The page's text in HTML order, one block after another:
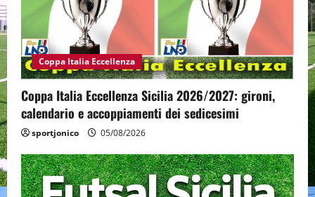
Coppa Italia Eccellenza
Coppa Italia Eccellenza Sicilia 2026/2027: gironi,
calendario e accoppiamenti dei sedicesimi
sportjonico 05/08/2026